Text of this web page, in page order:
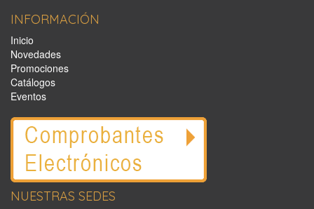
INFORMACIÓN
Inicio
Novedades
Promociones
Catálogos
Eventos
NUESTRAS SEDES